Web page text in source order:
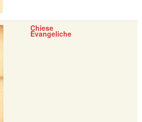
Chiese
Evangeliche